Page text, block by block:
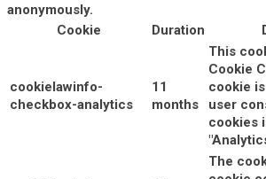
anonymously.
Cookie
Duration
cookielawinfo-
checkbox-analytics
11
months
This
Cookie
cookie
user
cookies
The